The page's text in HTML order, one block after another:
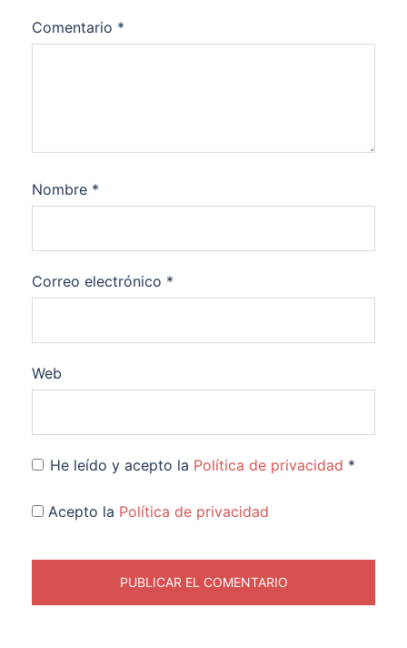
Comentario *
Nombre *
Correo electrónico *
Web
He leído y acepto la Política de privacidad *
Acepto la Política de privacidad